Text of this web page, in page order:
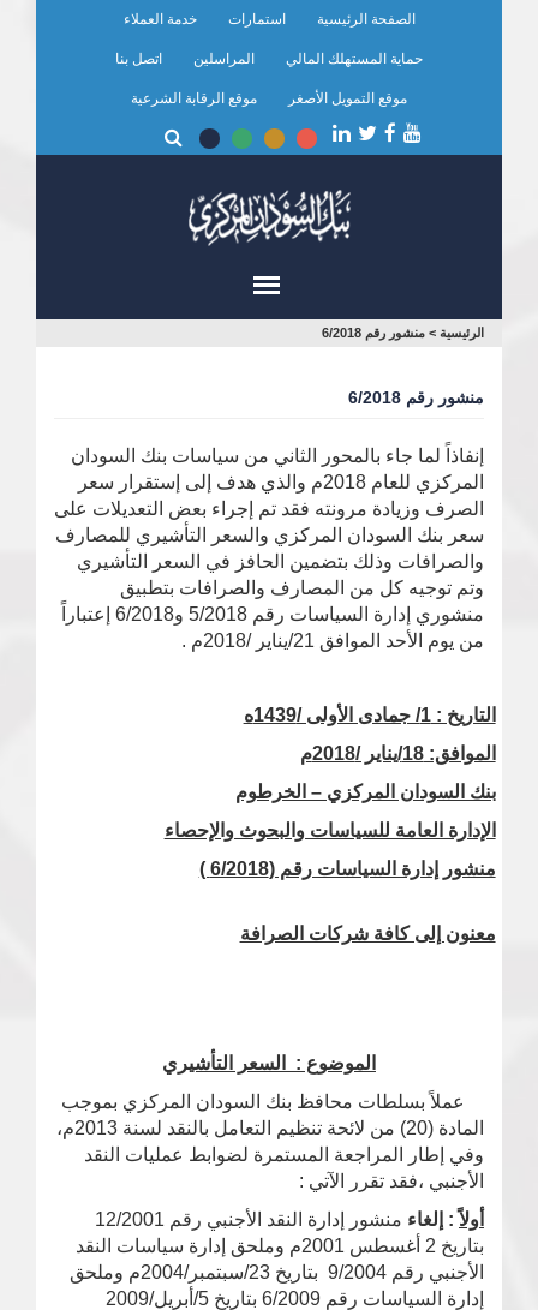
الصفحة الرئيسية استمارات خدمة العملاء
حماية المستهلك المالي المراسلين اتصل بنا
موقع التمويل الأصغر موقع الرقابة الشرعية
أنت
الرئيسية > منشور رقم 6/2018
منشور رقم 6/2018
إنفاذاً لما جاء بالمحور الثاني من سياسات بنك السودان
المركزي للعام 2018م والذي هدف إلى إستقرار سعر
الصرف وزيادة مرونته فقد تم إجراء بعض التعديلات على
سعر بنك السودان المركزي والسعر التأشيري للمصارف
والصرافات وذلك بتضمين الحافز في السعر التأشيري
وتم توجيه كل من المصارف والصرافات بتطبيق
منشوري إدارة السياسات رقم 5/2018 و6/2018 إعتباراً
من يوم الأحد الموافق 21/يناير /2018م .
التاريخ : 1/ جمادى الأولى /1439ه
الموافق:18/يناير /2018م
بنك السودان المركزي – الخرطوم
الإدارة العامة للسياسات والبحوث والإحصاء
منشور إدارة السياسات رقم (6/2018 )
معنون إلى كافة شركات الصرافة
الموضوع : السعر التأشيري
عملاً بسلطات محافظ بنك السودان المركزي بموجب
المادة (20) من لائحة تنظيم التعامل بالنقد لسنة 2013م،
وفي إطار المراجعة المستمرة لضوابط عمليات النقد
الأجنبي ،فقد تقرر الآتي :
أولاً: إلغاء
منشور إدارة النقد الأجنبي رقم 12/2001
بتاريخ 2 أغسطس 2001م وملحق إدارة سياسات النقد
الأجنبي رقم 9/2004 بتاريخ 23/سبتمبر/2004م وملحق
إدارة السياسات رقم 6/2009 بتاريخ 5/أبريل/2009